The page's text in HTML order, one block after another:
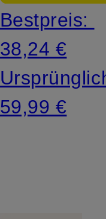
Bestpreis:
38,24 €
59,99 €